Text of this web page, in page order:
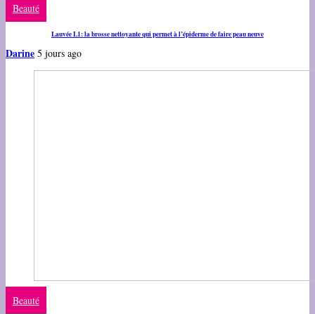
Beauté
Lauvée L1: la brosse nettoyante qui permet à l’épiderme de faire peau neuve
Darine 5 jours ago
Beauté